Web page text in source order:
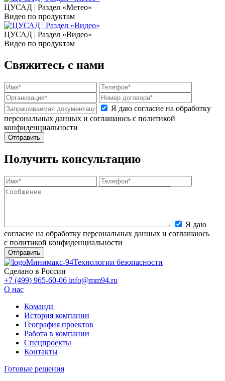
ЦУСАД | Раздел «Метео»
Видео по продуктам
ЦУСАД | Раздел «Видео»
Видео по продуктам
Свяжитесь с нами
Я даю согласие на обработку
персональных данных и соглашаюсь с политикой
конфиденциальности
Получить консультацию
Я даю
согласие на обработку персональных данных и соглашаюсь
с политикой конфиденциальности
Минимакс-94Технологии безопасности
Сделано в России
+7 (499) 965-60-06 info@mm94.ru
О нас
Команда
История компании
География проектов
Работа в компании
Спецпроекты
Контакты
Готовые решения